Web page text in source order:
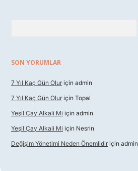
SON YORUMLAR
7 Yıl Kaç Gün Olur için admin
7 Yıl Kaç Gün Olur için Topal
Yeşil Çay Alkali Mi için admin
Yeşil Çay Alkali Mi için Nesrin
Değişim Yönetimi Neden Önemlidir için admin